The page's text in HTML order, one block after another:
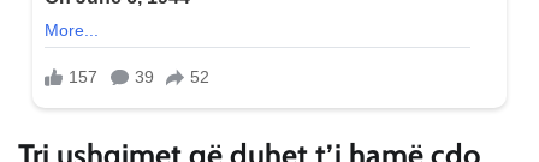
Tri ushqimet që duhet t’i hamë çdo